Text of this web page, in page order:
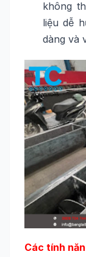
không
liệu dễ
dàng và
Các tính